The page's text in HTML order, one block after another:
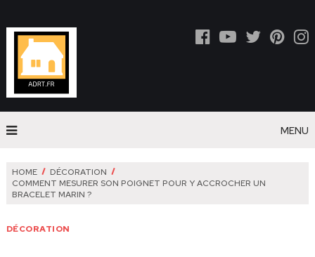
MENU
HOME
DÉCORATION
COMMENT MESURER SON POIGNET POUR Y ACCROCHER UN
BRACELET MARIN ?
DÉCORATION